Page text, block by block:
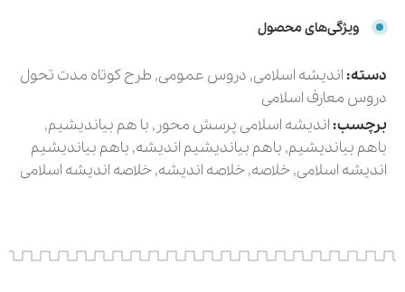
ویژگی‌های محصول
دسته:اندیشه اسلامی, دروس عمومی, طرح کوتاه مدت تحول
دروس معارف اسلامی
برچسب:اندیشه اسلامی پرسش محور , با هم بیاندیشیم,
باهم بیاندیشیم, باهم بیاندیشیم اندیشه, باهم بیاندیشیم
اندیشه اسلامی,خلاصه,خلاصه اندیشه,خلاصه اندیشه اسلامی